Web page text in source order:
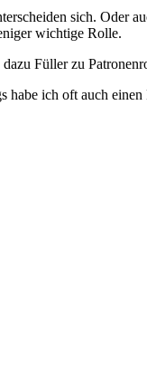
sich. Oder
wichtige Rolle.
Füller zu
ich oft auch